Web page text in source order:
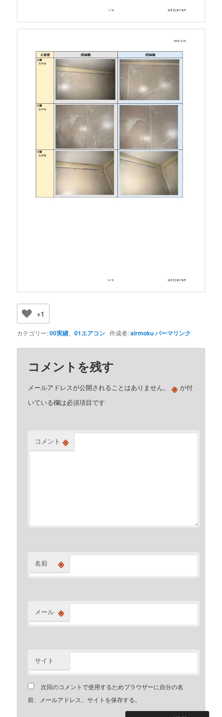
+1
カテゴリー:00実績 、01エアコン 作成者:airmokuパーマリンク
コメントを残す
メールアドレスが公開されることはありません。 ※ が付
いている欄は必須項目です
コメント ※
名前 ※
メール ※
サイト
次回のコメントで使用するためブラウザーに自分の名
前、メールアドレス、サイトを保存する。